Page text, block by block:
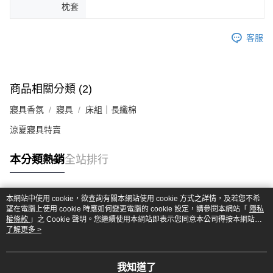
枕套
客服
商品相關分類 (2)
寢具香氛 寢具 床組｜長纖棉
涼夏寢具特賣
本分類熱銷全站排行
熱門標籤
本網站中使用 cookie，欲查詢有關本網站使用 cookie 方式之詳情，及若您不希
望在電腦上使用 cookie 時應如何變更電腦的 cookie 設定，請參閱本網站「 隱私
權條款 」之 Cookie 聲明。您繼續使用本網站即表示您同意本公司得按本網站使
用條款之 Cookie 聲明使用 cookie。
了解更多 >
我知道了